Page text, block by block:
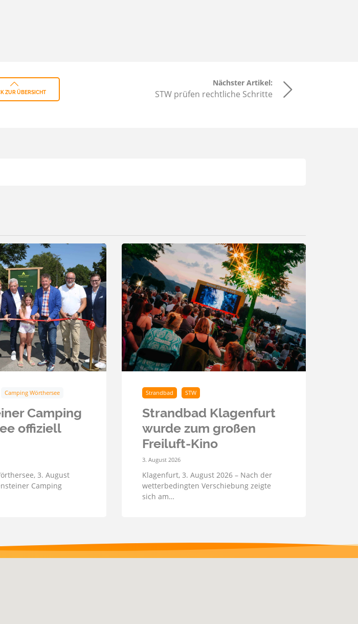
ZUR ÜBERSICHT
Nächster Artikel:
STW prüfen rechtliche Schritte
Camping Wörthersee
Camping
offiziell
3. August
Camping
Strandbad STW
Strandbad Klagenfurt
wurde zum großen
Freiluft-Kino
3. August 2026
Klagenfurt, 3. August 2026 – Nach der
wetterbedingten Verschiebung zeigte
sich am…